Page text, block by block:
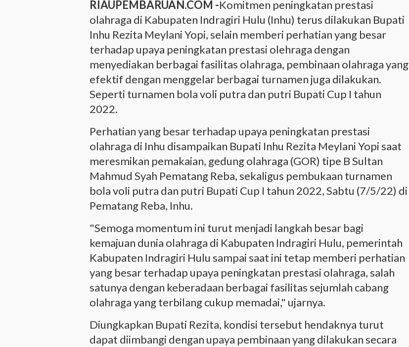
RIAUPEMBARUAN.COM -Komitmen peningkatan prestasi
olahraga di Kabupaten Indragiri Hulu (Inhu) terus dilakukan Bupati
Inhu Rezita Meylani Yopi, selain memberi perhatian yang besar
terhadap upaya peningkatan prestasi olehraga dengan
menyediakan berbagai fasilitas olahraga, pembinaan olahraga yang
efektif dengan menggelar berbagai turnamen juga dilakukan.
Seperti turnamen bola voli putra dan putri Bupati Cup I tahun
2022.
Perhatian yang besar terhadap upaya peningkatan prestasi
olahraga di Inhu disampaikan Bupati Inhu Rezita Meylani Yopi saat
meresmikan pemakaian, gedung olahraga (GOR) tipe B Sultan
Mahmud Syah Pematang Reba, sekaligus pembukaan turnamen
bola voli putra dan putri Bupati Cup I tahun 2022, Sabtu (7/5/22) di
Pematang Reba, Inhu.
"Semoga momentum ini turut menjadi langkah besar bagi
kemajuan dunia olahraga di Kabupaten Indragiri Hulu, pemerintah
Kabupaten Indragiri Hulu sampai saat ini tetap memberi perhatian
yang besar terhadap upaya peningkatan prestasi olahraga, salah
satunya dengan keberadaan berbagai fasilitas sejumlah cabang
olahraga yang terbilang cukup memadai," ujarnya.
Diungkapkan Bupati Rezita, kondisi tersebut hendaknya turut
dapat diimbangi dengan upaya pembinaan yang dilakukan secara